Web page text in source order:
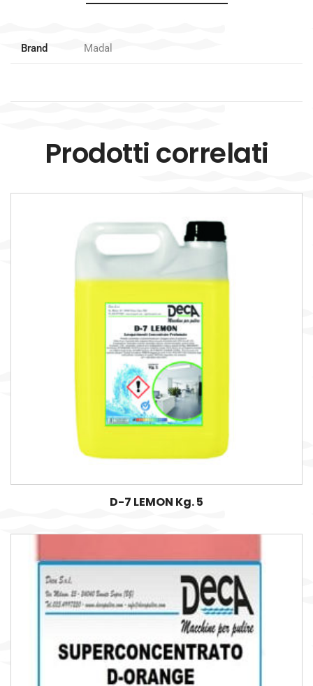
Brand Madal
Prodotti correlati
D-7 LEMON Kg. 5